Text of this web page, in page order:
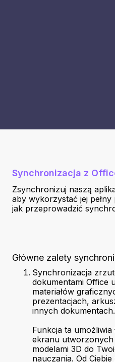
Synchronizacja z
Zsynchronizuj naszą
aby wykorzystać jej pełny
jak przeprowadzić
Główne zalety
Synchronizacja
dokumentami Office
materiałów
prezentacjach,
innych dokumentach.
Funkcja ta
ekranu
modelami 3D do
nauczania. Od